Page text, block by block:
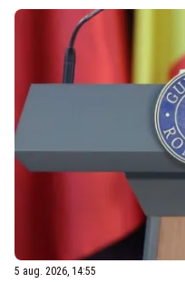
5 aug. 2026, 14:55